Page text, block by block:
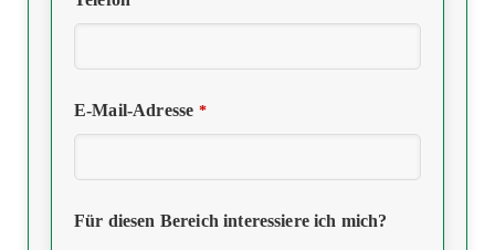
E-Mail-Adresse *
Für diesen Bereich interessiere ich mich?